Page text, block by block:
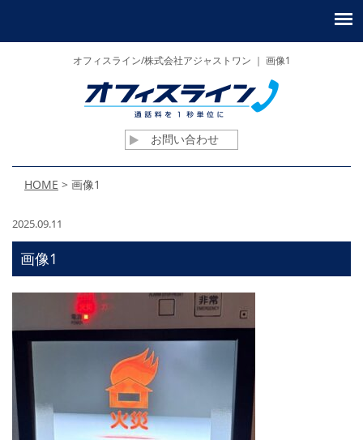
オフィスライン/株式会社アジャストワン ｜ 画像1
お問い合わせ
HOME > 画像1
2025.09.11
画像1